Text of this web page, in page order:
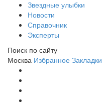
Звездные улыбки
Новости
Справочник
Эксперты
Поиск по сайту
Москва Избранное Закладки